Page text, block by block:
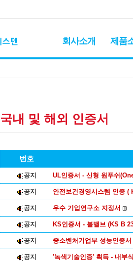
회사소개 제품
국내 및 해외 인증서
번호
공지 UL인증서 - 신형 원푸쉬
공지 안전보건경영시스템 인증 (
공지 우수 기업연구소 지정서
공지 KS인증서 - 볼밸브 (KS B
공지 중소벤처기업부 성능인증
공지 '녹색기술인증' 획득 - 내부